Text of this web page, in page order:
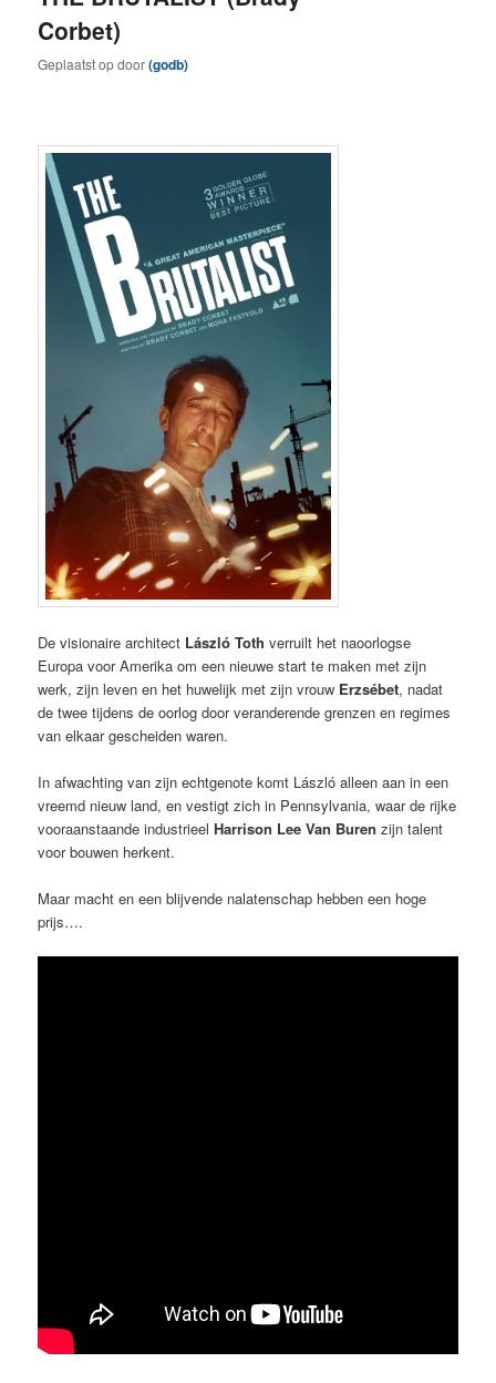
Corbet)
Geplaatst opdoor(godb)
De visionaire architect László Toth verruilt het naoorlogse
Europa voor Amerika om een nieuwe start te maken met zijn
werk, zijn leven en het huwelijk met zijn vrouw Erzsébet, nadat
de twee tijdens de oorlog door veranderende grenzen en regimes
van elkaar gescheiden waren.
In afwachting van zijn echtgenote komt László alleen aan in een
vreemd nieuw land, en vestigt zich in Pennsylvania, waar de rijke
vooraanstaande industrieelHarrison Lee Van Buren zijn talent
voor bouwen herkent.
Maar macht en een blijvende nalatenschap hebben een hoge
prijs….